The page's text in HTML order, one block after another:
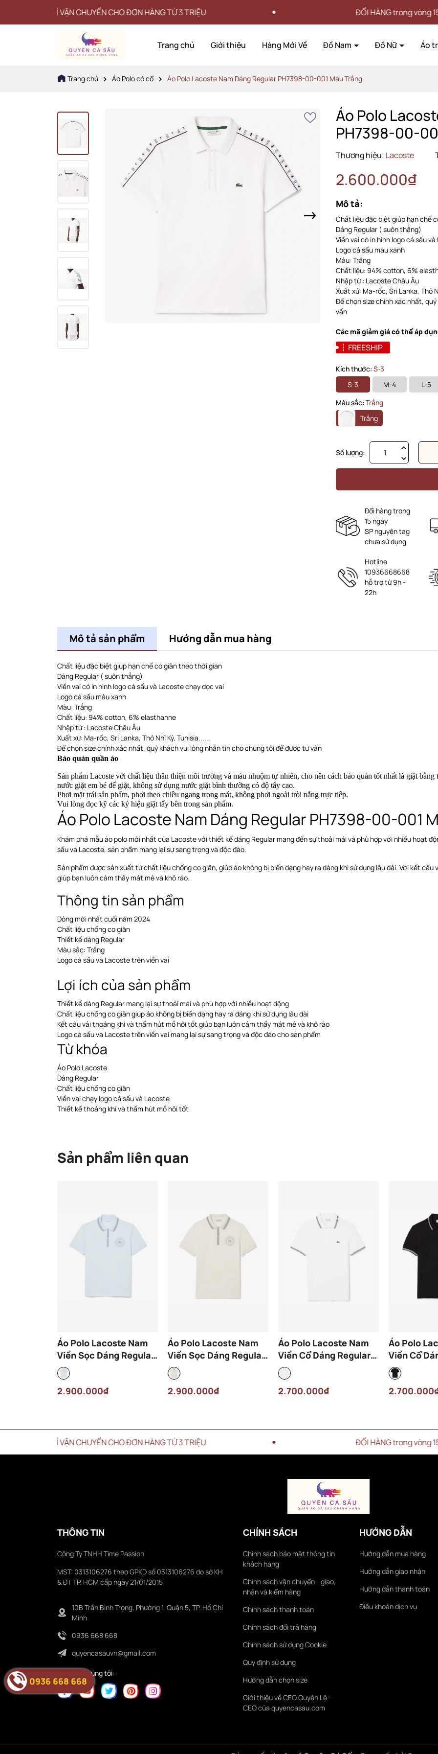
PHÍ VẬN CHUYỂN CHO ĐƠN HÀNG TỪ 3 TRIỆU ĐỔI HÀNG trong vòng 15 NGÀY
Trang chủ Giới thiệu Hàng Mới Về Đồ Nam Đồ Nữ Áo
Trang chủ Áo Polo có cổ Áo Polo Lacoste Nam Dáng Regular PH7398-00-001 Màu Trắng
Áo Polo
PH7398-00-
Thương hiệu: Lacoste
2.600.000₫
Mô tả:
Chất liệu đặc biệt giúp hạn chế
Dáng Regular ( suôn thẳng)
Viền vai có in hình logo cá sấu
Logo cá sấu màu xanh
Màu: Trắng
Chất liệu: 94% cotton, 6%
Nhập từ : Lacoste Châu Âu
Xuất xứ: Ma-rốc, Sri Lanka, Thỏ
Để chọn size chính xác nhất,
vấn
Các mã giảm giá có thể áp
FREESHIP
Kích thước: S-3
S-3
M-4
L-5
Màu sắc: Trắng
Trắng
Số lượng:
Đổi hàng trong
15 ngày
SP nguyên tag
chưa sử dụng
Hotline
10936668668
hỗ trợ từ 9h -
22h
Mô tả sản phẩm Hướng dẫn mua hàng
Chất liệu đặc biệt giúp hạn chế co giãn theo thời gian
Dáng Regular ( suôn thẳng)
Viền vai có in hình logo cá sấu và Lacoste chạy dọc vai
Logo cá sấu màu xanh
Màu: Trắng
Chất liệu: 94% cotton, 6% elasthanne
Nhập từ : Lacoste Châu Âu
Xuất xứ: Ma-rốc, Sri Lanka, Thỏ Nhĩ Kỳ, Tunisia......
Để chọn size chính xác nhất, quý khách vui lòng nhắn tin cho chúng tôi để đươc tư vấn
Bảo quản quần áo
Sản phẩm Lacoste với chất liệu thân thiện môi trường và màu nhuộm tự nhiên, cho nên cách bảo quản tốt nhất là giặt
nước giặt em bé để giặt, không sử dụng nước giặt bình thường có độ tẩy cao.
Phơi mặt trái sản phẩm, phơi theo chiều ngang trong mát, không phơi ngoài tròi nắng trực tiếp.
Vui lòng đọc kỹ các ký hiệu giặt tẩy bên trong sản phẩm.
Áo Polo Lacoste Nam Dáng Regular PH7398-00-001
Khám phá mẫu áo polo mới nhất của Lacoste với thiết kế dáng Regular mang đến sự thoải mái và phù hợp với nhiều hoạt
sấu và Lacoste, sản phẩm mang lại sự sang trọng và độc đáo.
Sản phẩm được sản xuất từ chất liệu chống co giãn, giúp áo không bị biến dạng hay ra dáng khi sử dụng lâu dài. Với kết
giúp bạn luôn cảm thấy mát mẻ và khô ráo.
Thông tin sản phẩm
Dòng mới nhất cuối năm 2024
Chất liệu chống co giãn
Thiết kế dáng Regular
Màu sắc: Trắng
Logo cá sấu và Lacoste trên viền vai
Lợi ích của sản phẩm
Thiết kế dáng Regular mang lại sự thoải mái và phù hợp với nhiều hoạt động
Chất liệu chống co giãn giúp áo không bị biến dạng hay ra dáng khi sử dụng lâu dài
Kết cấu vải thoáng khí và thấm hút mồ hôi tốt giúp bạn luôn cảm thấy mát mẻ và khô ráo
Logo cá sấu và Lacoste trên viền vai mang lại sự sang trọng và độc đáo cho sản phẩm
Từ khóa
Áo Polo Lacoste
Dáng Regular
Chất liệu chống co giãn
Viền vai chạy logo cá sấu và Lacoste
Thiết kế thoáng khí và thấm hút mồ hôi tốt
Sản phẩm liên quan
Áo Polo Lacoste Nam
Viền Sọc Dáng Regular
PH9960-00-T01 Màu
Xanh Nhạt
2.900.000₫
Áo Polo Lacoste Nam
Viền Sọc Dáng Regular
PH9960-00-ARS Màu
Kem
2.900.000₫
Áo Polo Lacoste Nam
Viền Cổ Dáng Regular
PH9875-00-001 Màu
Trắng
2.700.000₫
Áo Polo
Viền Cổ
PH9875-
Đen
PHÍ VẬN CHUYỂN CHO ĐƠN HÀNG TỪ 3 TRIỆU ĐỔI HÀNG trong vòng 15 NGÀY
THÔNG TIN
Công Ty TNHH Time Passion
MST: 0313106276 theo GPKD số 0313106276 do sở KH
& ĐT TP. HCM cấp ngày 21/01/2015
10B Trần Bình Trọng, Phường 1, Quận 5, TP. Hồ Chí
Minh
0936 668 668
quyencasauvn@gmail.com
Folower chúng tôi:
CHÍNH SÁCH
Chính sách bảo mật thông tin
khách hàng
Chính sách vận chuyển - giao,
nhận và kiểm hàng
Chính sách thanh toán
Chính sách đổi trả hàng
Chính sách sử dụng Cookie
Quy định sử dụng
Hướng dẫn chọn size
Giới thiệu về CEO Quyên Lê -
CEO của quyencasau.com
HƯỚNG DẪN
Hướng dẫn mua hàng
Hướng dẫn giao nhận
Hướng dẫn thanh toán
Điều khoản dịch vụ
0936 668 668